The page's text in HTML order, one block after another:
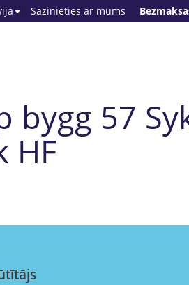
Sazinieties ar mums
bygg 57
HF